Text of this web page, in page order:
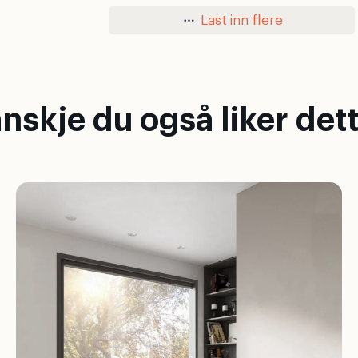
Last inn flere
du også liker